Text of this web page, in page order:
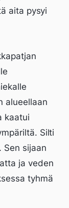
aita pysyi
alueellaan
kaatui
Silti
Sen sijaan
ja veden
tyhmä